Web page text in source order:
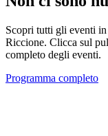
Scopri tutti gli eventi
Riccione. Clicca sul
completo degli eventi.
Programma completo